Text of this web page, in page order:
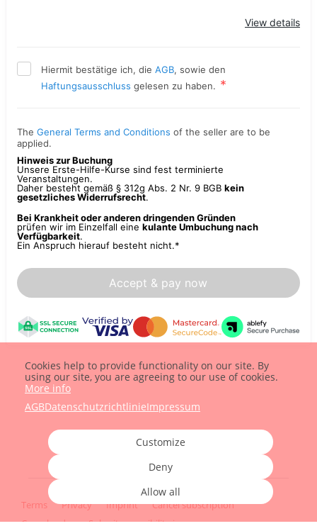
View details
Hiermit bestätige ich, die AGB, sowie den
Haftungsausschluss gelesen zu haben.
The General Terms and Conditions of the seller are to be
applied.
Hinweis zur Buchung
Unsere Erste-Hilfe-Kurse sind fest terminierte
Veranstaltungen.
Daher besteht gemäß § 312g Abs. 2 Nr. 9 BGB kein
gesetzliches Widerrufsrecht.
Bei Krankheit oder anderen dringenden Gründen
prüfen wir im Einzelfall eine kulante Umbuchung nach
Verfügbarkeit.
Ein Anspruch hierauf besteht nicht.*
Accept & pay now
Terms Privacy Imprint
Cancel subscription
Cancel order
Submit accessibility issues
Cookies help to provide functionality on our site. By
using our site, you are agreeing to our use of cookies.
More info
AGBDatenschutzrichtlinieImpressum
Customize
Deny
Allow all